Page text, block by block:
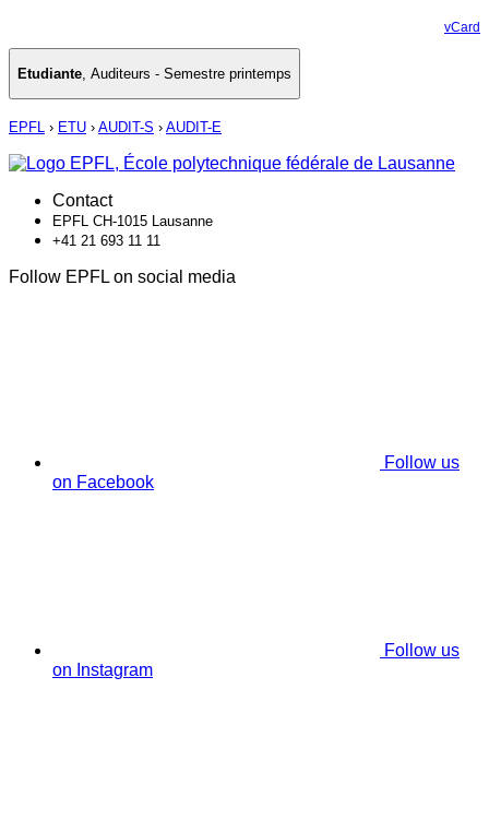
vCard
Etudiante, Auditeurs - Semestre printemps
EPFL › ETU › AUDIT-S › AUDIT-E
Contact
EPFL CH-1015 Lausanne
+41 21 693 11 11
Follow EPFL on social media
Follow us
on Facebook
Follow us
on Instagram